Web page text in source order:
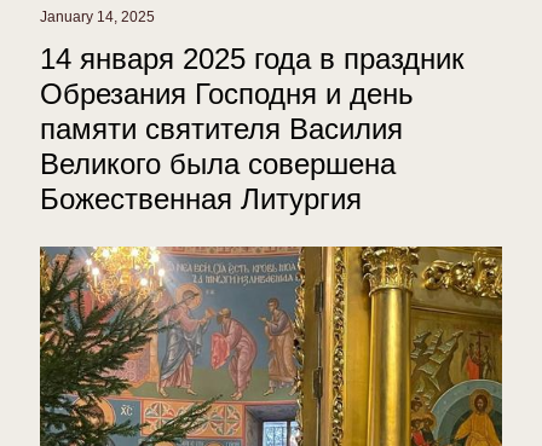
January 14, 2025
14 января 2025 года в праздник
Обрезания Господня и день
памяти святителя Василия
Великого была совершена
Божественная Литургия